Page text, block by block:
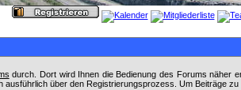
durch. Dort wird Ihnen die Bedienung des Forums näher
ausführlich über den Registrierungsprozess. Um Beiträge